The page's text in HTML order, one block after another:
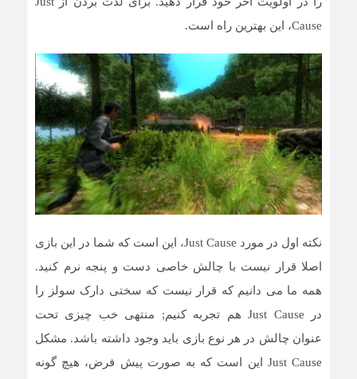
Cause، این بهترین راه است.
نکته اول در مورد Just Cause، این است که شما در این بازی
اصلا قرار نیست با چالش خاصی دست و پنجه نرم کنید.
همه ما می دانیم که قرار نیست که سختی دارک سولز را
در Just Cause هم تجربه کنیم; منتهی خب چیزی تحت
عنوان چالش در هر نوع بازی باید وجود داشته باشد. مشکل
Just Cause این است که به صورت پیش فرض، هیچ گونه